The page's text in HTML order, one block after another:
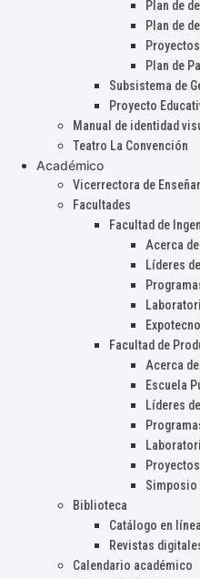
Plan de
Plan de
Plan de
Subsistema de
Proyecto
Manual de identidad
Teatro La Convención
Académico
Vicerrectora de
Facultades
Facultad de
Acerca
Líderes
Facultad de
Acerca
Escuela
Líderes
Simposio
Biblioteca
Catálogo en línea
Revistas
Calendario académico